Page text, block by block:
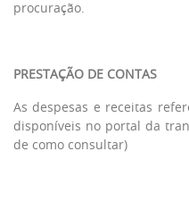
procuração.
PRESTAÇÃO DE CONTAS
As despesas e receitas
disponíveis no portal da
de como consultar)